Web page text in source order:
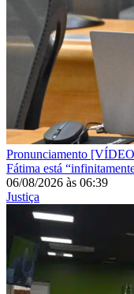
Pronunciamento
Fátima está
06/08/2026 às 06:39
Justiça